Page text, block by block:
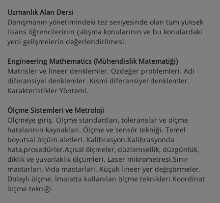
Uzmanlık Alan Dersi
Danışmanın yönetimindeki tez seviyesinde olan tüm yüksek
lisans öğrencilerinin çalışma konularının ve bu konulardaki
yeni gelişmelerin değerlendirilmesi.
Engineering Mathematics (Mühendislik Matematiği)
Matrisler ve lineer denklemler. Özdeğer problemleri. Adi
diferansiyel denklemler. Kısmi diferansiyel denklemler.
Karakteristikler Yöntemi.
Ölçme Sistemleri ve Metroloji
Ölçmeye giriş. Ölçme standartları, toleranslar ve ölçme
hatalarının kaynakları. Ölçme ve sensör tekniği. Temel
boyutsal ölçüm aletleri. Kalibrasyon:Kalibrasyonda
hata,prosedürler.Açısal ölçmeler, düzlemsellik, düzgünlük,
diklik ve yuvarlaklık ölçümleri. Laser mikrometresi.Sınır
mastarları. Vida mastarları. Küçük lineer yer değiştirmeler.
Dolaylı ölçme. İmalatta kullanılan ölçme teknikleri.Koordinat
ölçme tekniği.